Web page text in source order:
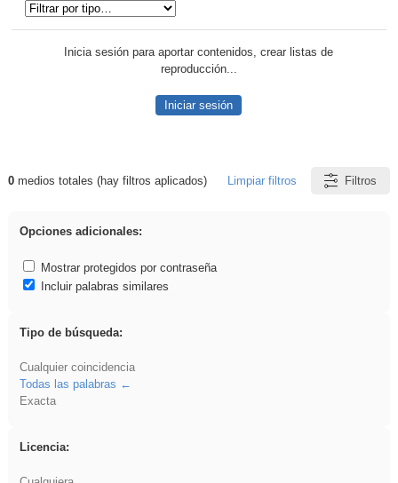
Inicia sesión para aportar contenidos, crear listas de
reproducción...
Iniciar sesión
Resultados de: Acinonyx
0medios totales (hay filtros aplicados) Limpiar filtros Filtros
Opciones adicionales:
Mostrar protegidos por contraseña
Incluir palabras similares
Tipo de búsqueda:
Cualquier coincidencia
Todas las palabras
Exacta
Licencia: